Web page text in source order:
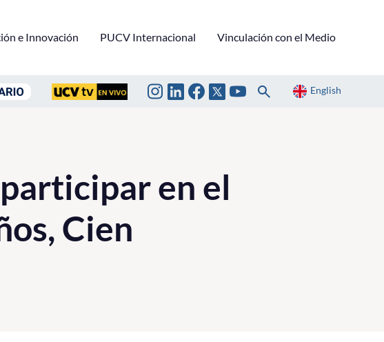
e Innovación PUCV Internacional Vinculación con el Medio
English
en el
Cien